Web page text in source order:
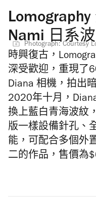
Nami 日系
Photograph: Courtesy
時興復古，
深受歡迎，重現了
Diana 相機，拍出
2020年十月，
換上藍白青海波紋
版一樣設備針孔、
能，可配合多個外
二的作品，售價為